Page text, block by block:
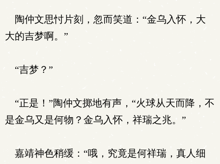
陶仲文思忖片刻，忽而笑道：“金乌入怀，大
大的吉梦啊。”
“吉梦？”
“正是！”陶仲文掷地有声，“火球从天而降，不
是金乌又是何物？金乌入怀，祥瑞之兆。”
嘉靖神色稍缓：“哦，究竟是何祥瑞，真人细